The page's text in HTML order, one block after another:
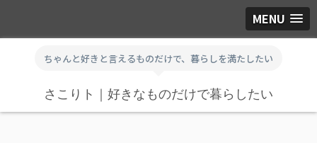
MENU
ちゃんと好きと言えるものだけで、暮らしを満たしたい
さこりト｜好きなものだけで暮らしたい